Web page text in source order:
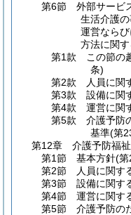
第6節
外部サービ
生活介護
運営なら
方法に関
第1款
この節の
条)
第2款
人員に関
第3款
設備に関
第4款
運営に関
第5款
介護予防
基準(第
第12章
介護予防福
第1節
基本方針(第
第2節
人員に関す
第3節
設備に関す
第4節
運営に関す
第5節
介護予防の